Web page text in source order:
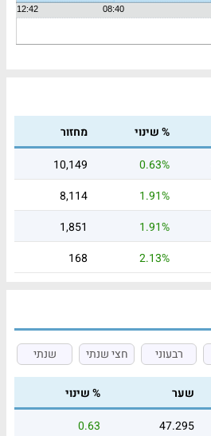
% שינוי
מחזור
0.63%
10,149
1.91%
8,114
1.91%
1,851
2.13%
168
רבעוני חצי שנתי שנתי
שער
% שינוי
47.295
0.63